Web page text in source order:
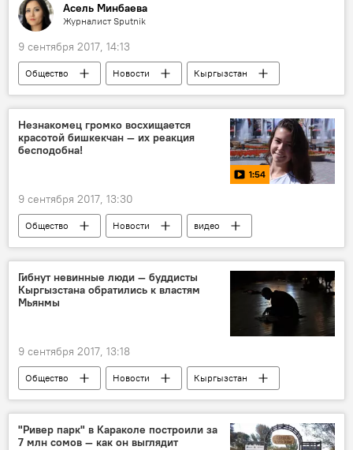
Асель Минбаева
Журналист Sputnik
9 сентября 2017, 14:13
Общество Новости
Кыргызстан
Зульфира Хайбуллина
здоровье
болезнь
благотворительность
добро
Незнакомец громко восхищается
красотой бишкекчан — их реакция
бесподобна!
1:54
9 сентября 2017, 13:30
Общество Новости
видео
Кыргызстан
Культура
Мультимедиа
эксперимент
красота
комплимент
Гибнут невинные люди — буддисты
Кыргызстана обратились к властям
Мьянмы
9 сентября 2017, 13:18
Общество Новости
Кыргызстан
Мьянма
насилие
буддисты
Ситуация в Мьянме
"Ривер парк" в Караколе построили за
7 млн сомов — как он выглядит